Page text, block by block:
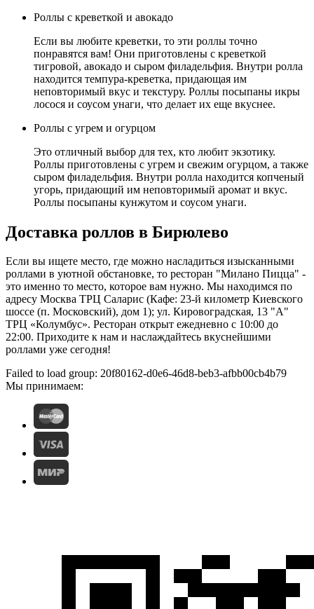
Роллы с креветкой и авокадо
Если вы любите креветки, то эти роллы точно
понравятся вам! Они приготовлены с креветкой
тигровой, авокадо и сыром филадельфия. Внутри ролла
находится темпура-креветка, придающая им
неповторимый вкус и текстуру. Роллы посыпаны икры
лосося и соусом унаги, что делает их еще вкуснее.
Роллы с угрем и огурцом
Это отличный выбор для тех, кто любит экзотику.
Роллы приготовлены с угрем и свежим огурцом, а также
сыром филадельфия. Внутри ролла находится копченый
угорь, придающий им неповторимый аромат и вкус.
Роллы посыпаны кунжутом и соусом унаги.
Доставка роллов в Бирюлево
Если вы ищете место, где можно насладиться изысканными
роллами в уютной обстановке, то ресторан "Милано Пицца" -
это именно то место, которое вам нужно. Мы находимся по
адресу Москва ТРЦ Саларис (Кафе: 23-й километр Киевского
шоссе (п. Московский), дом 1); ул. Кировоградская, 13 "А"
ТРЦ «Колумбус». Ресторан открыт ежедневно с 10:00 до
22:00. Приходите к нам и наслаждайтесь вкуснейшими
роллами уже сегодня!
Failed to load group: 20f80162-d0e6-46d8-beb3-afbb00cb4b79
Мы принимаем: